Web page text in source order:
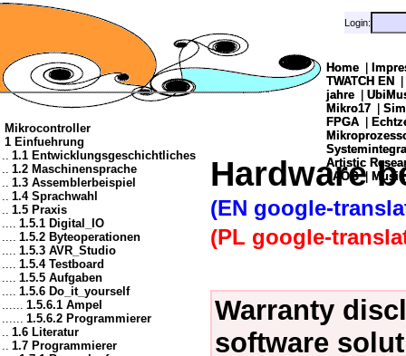
Home
TWATCH EN
jahre
Mikro17
FPGA
Artistic
|AOG | Musik
Login:
Mikrocontroller
1 Einfuehrung
.. 1.1 Entwicklungsgeschichtliches
.. 1.2 Maschinensprache
.. 1.3 Assemblerbeispiel
.. 1.4 Sprachwahl
.. 1.5 Praxis
.... 1.5.1 Digital_IO
.... 1.5.2 Byteoperationen
.... 1.5.3 AVR_Studio
.... 1.5.4 Testboard
.... 1.5.5 Aufgaben
.... 1.5.6 Do_it_yourself
...... 1.5.6.1 Ampel
...... 1.5.6.2 Programmierer
.. 1.6 Literatur
.. 1.7 Programmierer
Home
TWATCH EN
jahre
Mikro17
FPGA
Artistic
|AOG | Musik
Login:
Hardware
(EN google-
(PL google-
Warranty
software